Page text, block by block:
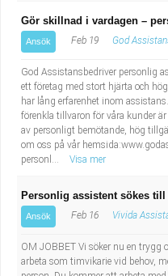
Gör skillnad i vardagen –
Ansök Feb 19 God
God Assistansbedriver personlig
ett företag med stort hjärta och
har lång erfarenhet inom
förenkla tillvaron för våra kunder
av personligt bemötande, hög
om oss på vår
personl...
Visa mer
Personlig assistent sökes
Ansök Feb 16 Vivida
OM JOBBET Vi söker nu en trygg
arbeta som timvikarie vid behov,